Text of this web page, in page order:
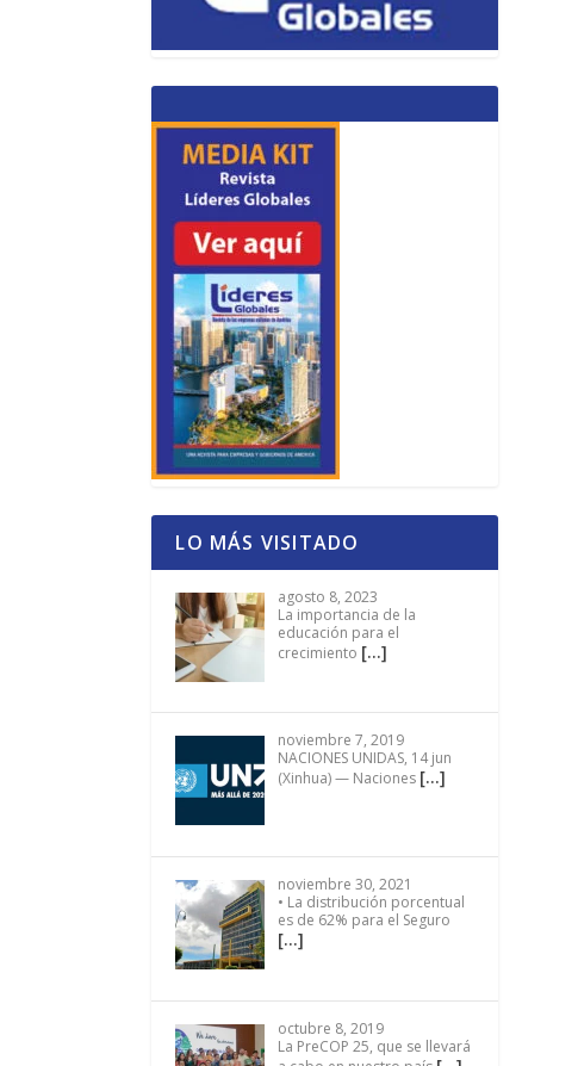
LO MÁS VISITADO
agosto 8, 2023
La importancia de la
educación para el
crecimiento […]
noviembre 7, 2019
NACIONES UNIDAS, 14 jun
(Xinhua) — Naciones […]
noviembre 30, 2021
• La distribución porcentual
es de 62% para el Seguro
[…]
octubre 8, 2019
La PreCOP 25, que se llevará